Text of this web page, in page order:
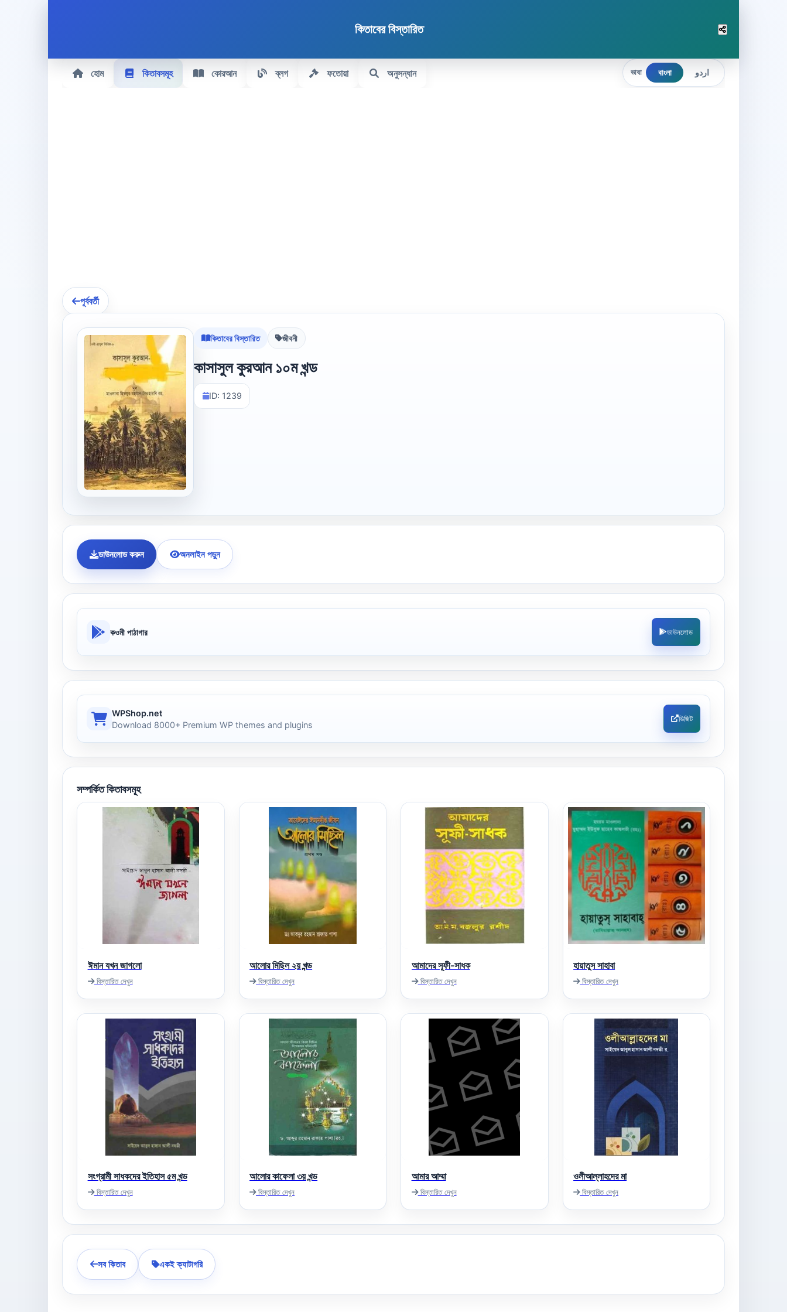
কিতাবের বিস্তারিত
হোম কিতাবসমূহ কোরআন ব্লগ ফতোয়া অনুসন্ধান ভাষা বাংলা اردو
পূর্ববর্তী
কিতাবের বিস্তারিত জীবনী
কাসাসুল কুরআন ১০ম খন্ড
ID: 1239
ডাউনলোড করুন অনলাইন পড়ুন
কওমী পাঠাগার ডাউনলোড
WPShop.net
Download 8000+ Premium WP themes and plugins
ভিজিট
সম্পর্কিত কিতাবসমূহ
ঈমান যখন জাগলো
বিস্তারিত দেখুন
আলোর মিছিল ২য় খন্ড
বিস্তারিত দেখুন
আমাদের সূফী-সাধক
বিস্তারিত দেখুন
হায়াতুস সাহাবা
বিস্তারিত দেখুন
সংগ্রামী সাধকদের ইতিহাস ৫ম খন্ড
বিস্তারিত দেখুন
আলোর কাফেলা ৩য় খন্ড
বিস্তারিত দেখুন
আমার আম্মা
বিস্তারিত দেখুন
ওলীআল্লাহদের মা
বিস্তারিত দেখুন
সব কিতাব একই ক্যাটাগরি